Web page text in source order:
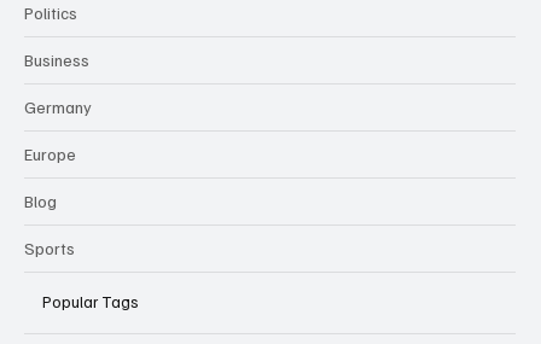
Politics
Business
Germany
Europe
Blog
Sports
Popular Tags